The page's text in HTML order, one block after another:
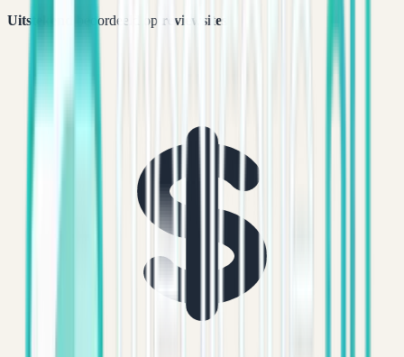
Uitstekend beoordeeld op reviewsites